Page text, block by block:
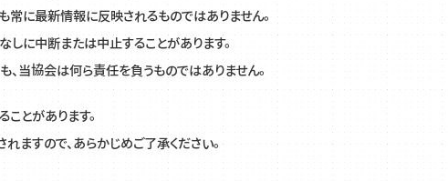
常に最新情報に反映されるものではありません。
しに中断または中止することがあります。
、当協会は何ら責任を負うものではありません。
とがあります。
ますので、あらかじめご了承ください。